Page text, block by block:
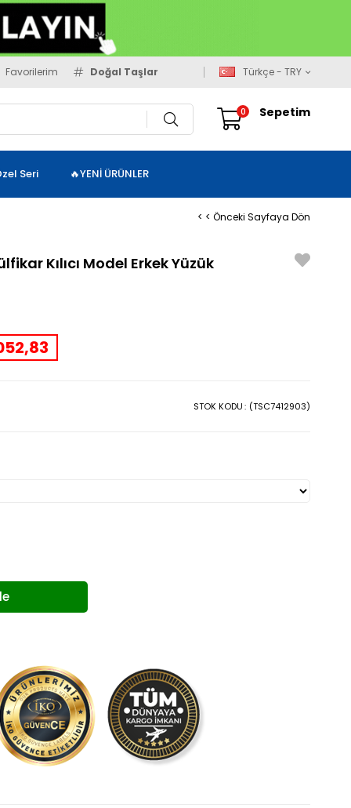
Favorilerim Doğal Taşlar Türkçe - TRY
Sepetim
0
Seri 🔥YENİ ÜRÜNLER
< < Önceki Sayfaya Dön
Kılıcı Model Erkek Yüzük
STOK KODU (TSC7412903)